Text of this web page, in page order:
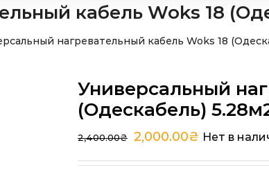
кабель Woks 18
нагревательный кабель Woks 18
Универсальный
(Одескабель)
2,400.00₴ 2,000.00₴ Нет в